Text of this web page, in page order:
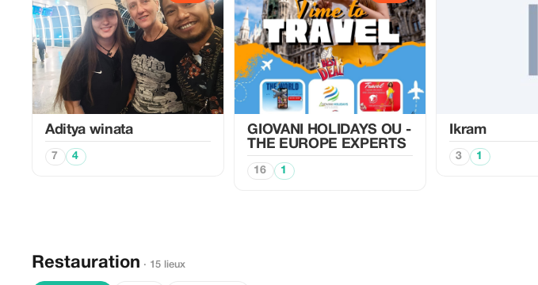
Aditya winata
7 4
GIOVANI HOLIDAYS OU -
THE EUROPE EXPERTS
16 1
Ikram
3 1
Restauration · 15 lieux